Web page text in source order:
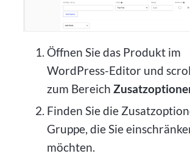
Öffnen Sie das Produkt im
WordPress-Editor und
zum Bereich
Finden Sie die
Gruppe, die Sie
möchten.